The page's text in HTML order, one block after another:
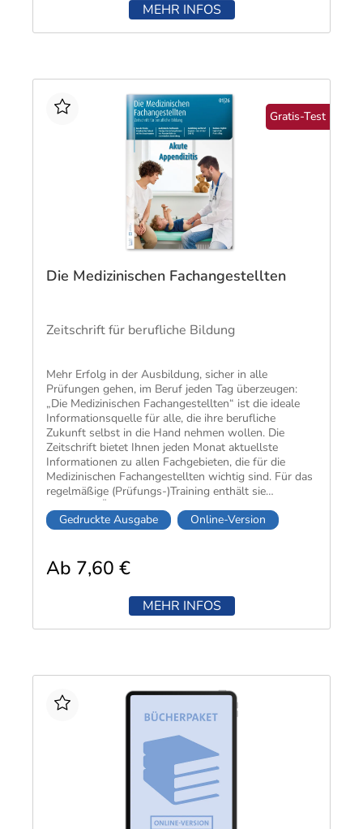
MEHR INFOS
Gratis-Test
Die Medizinischen Fachangestellten
Zeitschrift für berufliche Bildung
Mehr Erfolg in der Ausbildung, sicher in alle
Prüfungen gehen, im Beruf jeden Tag überzeugen:
„Die Medizinischen Fachangestellten“ ist die ideale
Informationsquelle für alle, die ihre berufliche
Zukunft selbst in die Hand nehmen wollen. Die
Zeitschrift bietet Ihnen jeden Monat aktuellste
Informationen zu allen Fachgebieten, die für die
Medizinischen Fachangestellten wichtig sind. Für das
regelmäßige (Prüfungs-)Training enthält sie
außerdem Übungsaufgaben, Wiederholungsfragen
und Beispielsfälle mit Lösungen.
Gedruckte Ausgabe Online-Version
Ab 7,60 €
MEHR INFOS